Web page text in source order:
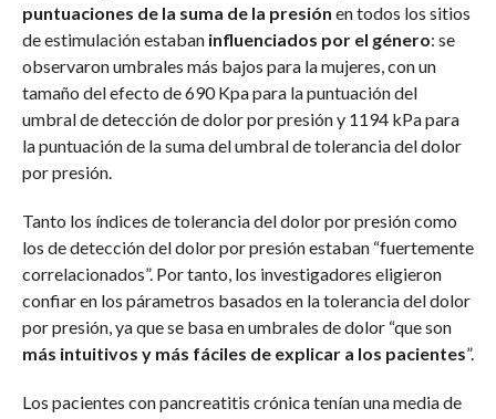
puntuaciones de la suma de la presión en todos los sitios
de estimulación estaban influenciados por el género: se
observaron umbrales más bajos para la mujeres, con un
tamaño del efecto de 690 Kpa para la puntuación del
umbral de detección de dolor por presión y 1194 kPa para
la puntuación de la suma del umbral de tolerancia del dolor
por presión.
Tanto los índices de tolerancia del dolor por presión como
los de detección del dolor por presión estaban “fuertemente
correlacionados”. Por tanto, los investigadores eligieron
confiar en los párametros basados en la tolerancia del dolor
por presión, ya que se basa en umbrales de dolor “que son
más intuitivos y más fáciles de explicar a los pacientes”.
Los pacientes con pancreatitis crónica tenían una media de